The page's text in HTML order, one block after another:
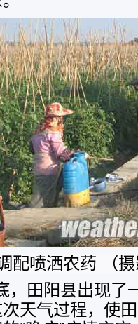
配喷洒农药 （
，田阳县出现了
天气过程，使